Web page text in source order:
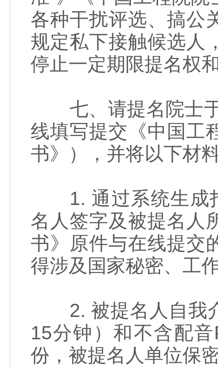
各种干扰评选、搞公
规定私下接触候选人
停止一定期限提名权
七、请提名院士于
线填写提交《中国工
书》），并将以下材
1. 通过系统生成打
名人签字及被提名人
书》原件与在线提交
得涉及国家秘密、工
2. 被提名人自我介
15分钟）和不含配
份，被提名人单位保